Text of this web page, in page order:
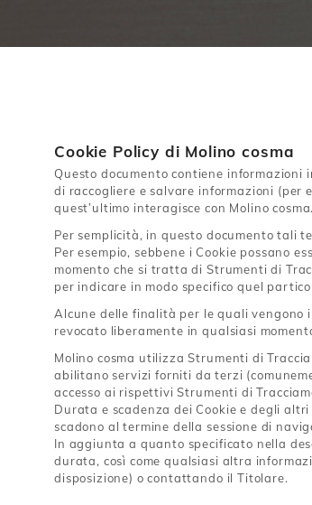
Cookie Policy di Molino cosma
Questo documento contiene informazioni
di raccogliere e salvare informazioni (per
quest’ultimo interagisce con Molino cosma.
Per semplicità, in questo documento tali
Per esempio, sebbene i Cookie possano
momento che si tratta di Strumenti di
per indicare in modo specifico quel
Alcune delle finalità per le quali vengono
revocato liberamente in qualsiasi
Molino cosma utilizza Strumenti di
abilitano servizi forniti da terzi
accesso ai rispettivi Strumenti di
Durata e scadenza dei Cookie e degli
scadono al termine della sessione di
In aggiunta a quanto specificato nella
durata, così come qualsiasi altra
disposizione) o contattando il Titolare.